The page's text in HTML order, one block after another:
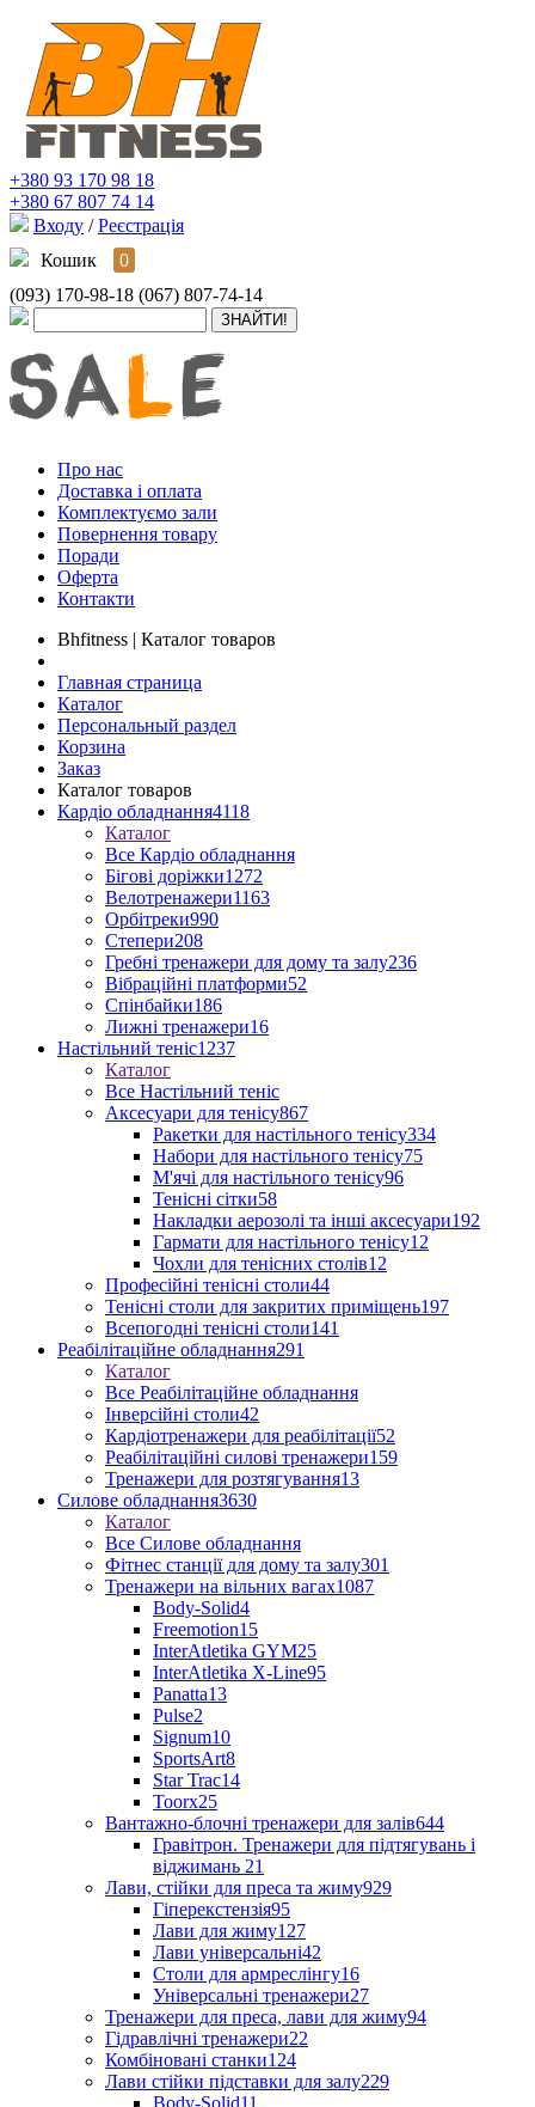
+380 93 170 98 18
+380 67 807 74 14
Входу / Реєстрація
Кошик
0
(093) 170-98-18 (067) 807-74-14
Про нас
Доставка і оплата
Комплектуємо зали
Повернення товару
Поради
Оферта
Контакти
Bhfitness | Каталог товаров
Главная страница
Каталог
Персональный раздел
Корзина
Заказ
Каталог товаров
Кардіо обладнання4118
Каталог
Все Кардіо обладнання
Бігові доріжки1272
Велотренажери1163
Орбітреки990
Степери208
Гребні тренажери для дому та залу236
Вібраційні платформи52
Спінбайки186
Лижні тренажери16
Настільний теніс1237
Каталог
Все Настільний теніс
Аксесуари для тенісу867
Ракетки для настільного тенісу334
Набори для настільного тенісу75
М'ячі для настільного тенісу96
Тенісні сітки58
Накладки аерозолі та інші аксесуари192
Гармати для настільного тенісу12
Чохли для тенісних столів12
Професійні тенісні столи44
Тенісні столи для закритих приміщень197
Всепогодні тенісні столи141
Реабілітаційне обладнання291
Каталог
Все Реабілітаційне обладнання
Інверсійні столи42
Кардіотренажери для реабілітації52
Реабілітаційні силові тренажери159
Тренажери для розтягування13
Силове обладнання3630
Каталог
Все Силове обладнання
Фітнес станції для дому та залу301
Тренажери на вільних вагах1087
Body-Solid4
Freemotion15
InterAtletika GYM25
InterAtletika X-Line95
Panatta13
Pulse2
Signum10
SportsArt8
Star Trac14
Toorx25
Вантажно-блочні тренажери для залів644
Гравітрон. Тренажери для підтягувань і
віджимань 21
Лави, стійки для преса та жиму929
Гіперекстензія95
Лави для жиму127
Лави універсальні42
Столи для армреслінгу16
Універсальні тренажери27
Тренажери для преса, лави для жиму94
Гідравлічні тренажери22
Комбіновані станки124
Лави стійки підставки для залу229
Body-Solid11